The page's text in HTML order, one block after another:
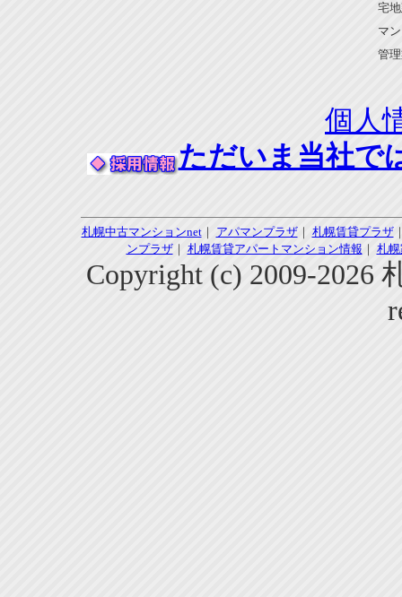
宅
マ
管
個人
ただいま当社で
札幌中古マンションnet｜ アパマンプラザ｜ 札幌賃貸プラザ
ンプラザ｜ 札幌賃貸アパートマンション情報 ｜ 札
Copyright (c) 2009-2026